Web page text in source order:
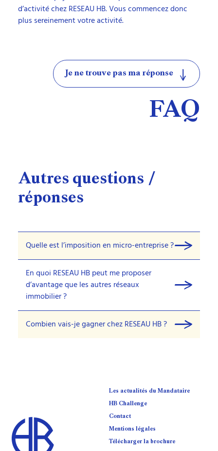
d’activité chez RESEAU HB. Vous commencez donc
plus sereinement votre activité.
Je ne trouve pas ma réponse
FAQ
Autres questions /
réponses
Quelle est l’imposition en micro-entreprise ?
En quoi RESEAU HB peut me proposer
d’avantage que les autres réseaux
immobilier ?
Combien vais-je gagner chez RESEAU HB ?
Les actualités du Mandataire
HB Challenge
Contact
Mentions légales
Télécharger la brochure